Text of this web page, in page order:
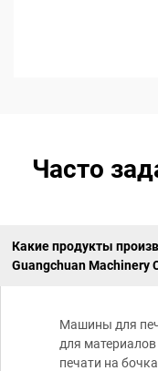
Часто
Какие продукты
Guangchuan Machinery
Машины для
для
печати на